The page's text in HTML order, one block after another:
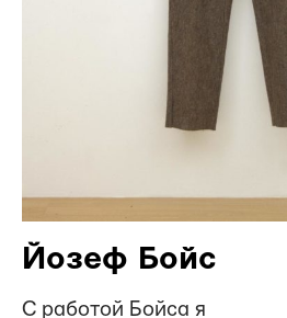
Йозеф Бойс
С работой Бойса я